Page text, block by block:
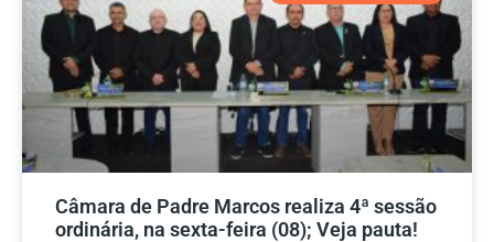
Câmara de Padre Marcos realiza 4ª sessão
ordinária, na sexta-feira (08); Veja pauta!